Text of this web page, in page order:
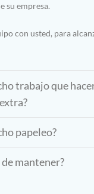
su empresa.
con usted, para
trabajo que
papeleo?
mantener?